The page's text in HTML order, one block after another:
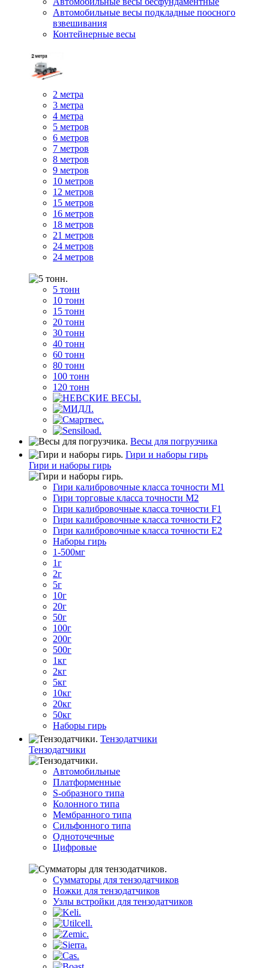
Автомобильные весы подкладные поосного
взвешивания
Контейнерные весы
2 метра
3 метра
4 метра
5 метров
6 метров
7 метров
8 метров
9 метров
10 метров
12 метров
15 метров
16 метров
18 метров
21 метров
24 метров
24 метров
5 тонн
10 тонн
15 тонн
20 тонн
30 тонн
40 тонн
60 тонн
80 тонн
100 тонн
120 тонн
Весы для погрузчика
Гири и наборы гирь
Гири и наборы гирь
Гири калибровочные класса точности M1
Гири торговые класса точности M2
Гири калибровочные класса точности F1
Гири калибровочные класса точности F2
Гири калибровочные класса точности E2
Наборы гирь
1-500мг
1г
2г
5г
10г
20г
50г
100г
200г
500г
1кг
2кг
5кг
10кг
20кг
50кг
Наборы гирь
Тензодатчики
Тензодатчики
Автомобильные
Платформенные
S-образного типа
Колонного типа
Мембранного типа
Сильфонного типа
Одноточечные
Цифровые
Сумматоры для тензодатчиков
Ножки для тензодатчиков
Узлы встройки для тензодатчиков